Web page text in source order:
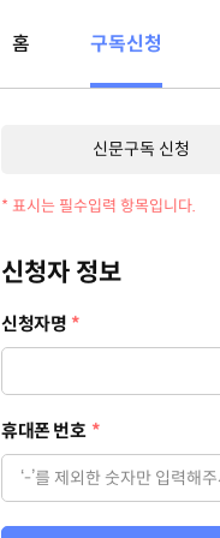
홈 구독신청
신문구독 신청
* 표시는 필수입력 항목입니다.
신청자 정보
신청자명 *
휴대폰 번호 *